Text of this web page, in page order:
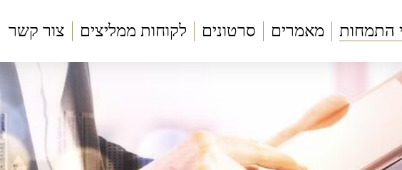
התמחות מאמרים סרטונים לקוחות ממליצים צור קשר